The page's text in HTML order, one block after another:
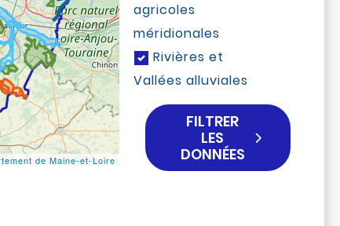
de Maine-et-Loire
agricoles
méridionales
Rivières et
Vallées alluviales
FILTRER
LES
DONNÉES